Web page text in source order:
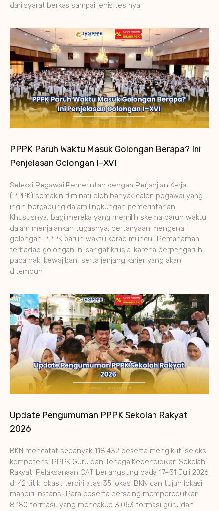
dari syarat berkas sampai jenis tes nya
PPPK Paruh Waktu Masuk Golongan Berapa? Ini
Penjelasan Golongan I–XVI
Seleksi Pegawai Pemerintah dengan Perjanjian Kerja
(PPPK) semakin diminati oleh banyak calon pegawai yang
ingin bergabung dalam lingkungan pemerintahan.
Khususnya, bagi mereka yang memilih skema paruh waktu
dalam menjalankan tugasnya, pertanyaan mengenai
golongan PPPK paruh waktu kerap muncul. Pemahaman
terhadap golongan ini sangat krusial karena berpengaruh
pada hak, kewajiban, serta jenjang karier yang akan
ditempuh
Update Pengumuman PPPK Sekolah Rakyat
2026
BKN mencatat sebanyak 118.432 peserta mengikuti seleksi
kompetensi PPPK Guru dan Tenaga Kependidikan Sekolah
Rakyat. Pelaksanaan CAT berlangsung pada 17–31 Juli 2026
di 42 titik lokasi, terdiri atas 35 lokasi BKN dan tujuh lokasi
mandiri instansi. Para peserta bersaing memperebutkan
8.180 formasi, yang mencakup 3.053 formasi guru dan